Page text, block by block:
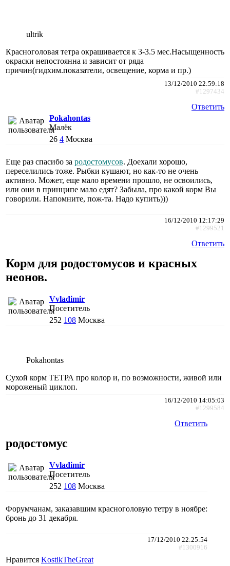
ultrik
Красноголовая тетра окрашивается к 3-3.5 мес.Насыщенность
окраски непостоянна и зависит от ряда
причин(гидхим.показатели, освещение, корма и пр.)
13/12/2010 22:59:18
#1297434
Ответить
Pokahontas
Малёк
26 4 Москва
Еще раз спасибо за родостомусов. Доехали хорошо,
переселились тоже. Рыбки кушают, но как-то не очень
активно. Может, еще мало времени прошло, не освоились,
или они в принципе мало едят? Забыла, про какой корм Вы
говорили. Напомните, пож-та. Надо купить)))
16/12/2010 12:17:29
#1299521
Ответить
Корм для родостомусов и красных
неонов.
Vvladimir
Посетитель
252 108 Москва
Pokahontas
Сухой корм ТЕТРА про колор и, по возможности, живой или
мороженый циклоп.
16/12/2010 14:05:03
#1299584
Ответить
родостомус
Vvladimir
Посетитель
252 108 Москва
Форумчанам, заказавшим красноголовую тетру в ноябре:
бронь до 31 декабря.
17/12/2010 22:25:54
#1300916
Нравится KostikTheGreat